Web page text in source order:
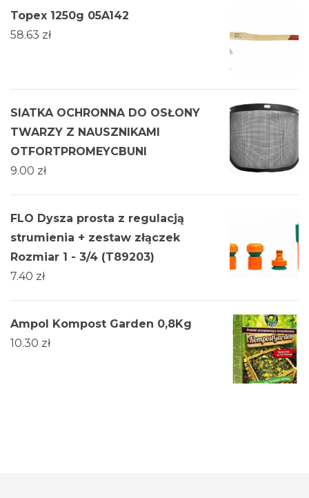
Topex 1250g 05A142
58.63 zł
SIATKA OCHRONNA DO OSŁONY
TWARZY Z NAUSZNIKAMI
OTFORTPROMEYCBUNI
9.00 zł
FLO Dysza prosta z regulacją
strumienia + zestaw złączek
Rozmiar 1 - 3/4 (T89203)
7.40 zł
Ampol Kompost Garden 0,8Kg
10.30 zł